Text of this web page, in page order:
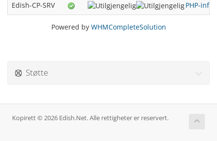
Edish-CP-SRV
PHP-info
Powered by WHMCompleteSolution
Støtte
Kopirett © 2026 Edish.Net. Alle rettigheter er reservert.